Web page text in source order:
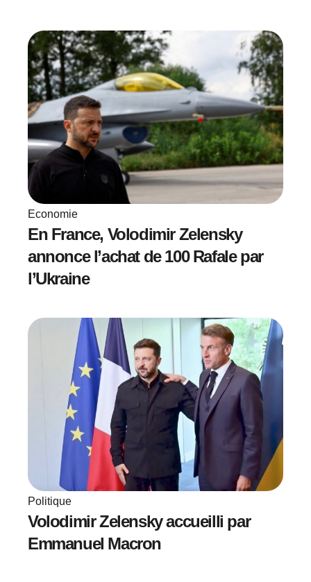
Economie
En France, Volodimir Zelensky
annonce l’achat de 100 Rafale par
l’Ukraine
Politique
Volodimir Zelensky accueilli par
Emmanuel Macron